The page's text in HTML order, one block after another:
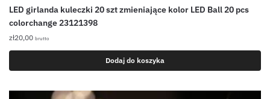
LED girlanda kuleczki 20 szt zmieniające kolor LED Ball 20 pcs
colorchange 23121398
zł20,00 brutto
Dodaj do koszyka